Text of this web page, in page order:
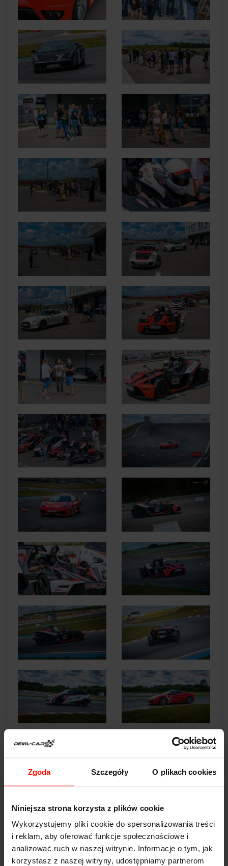
Zgoda Szczegóły O plikach cookies
Niniejsza strona korzysta z plików cookie
Wykorzystujemy pliki cookie do spersonalizowania treści
i reklam, aby oferować funkcje społecznościowe i
analizować ruch w naszej witrynie. Informacje o tym, jak
korzystasz z naszej witryny, udostępniamy partnerom